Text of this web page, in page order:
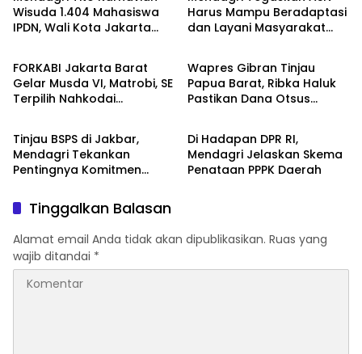
Wisuda 1.404 Mahasiswa
IPDN, Wali Kota Jakarta
Harus Mampu Beradaptasi
dan Layani Masyarakat
Berita
FORKABI Jakarta Barat
Gelar Musda VI, Matrobi, SE
Terpilih Nahkodai
Kemendagri
Wapres Gibran Tinjau
Papua Barat, Ribka Haluk
Pastikan Dana Otsus
Kemendagri
Tinjau BSPS di Jakbar,
Mendagri Tekankan
Pentingnya Komitmen
Layak Huni
DPR RI
Di Hadapan DPR RI,
Mendagri Jelaskan Skema
Penataan PPPK Daerah
Tinggalkan Balasan
Alamat email Anda tidak akan dipublikasikan. Ruas yang
wajib ditandai *